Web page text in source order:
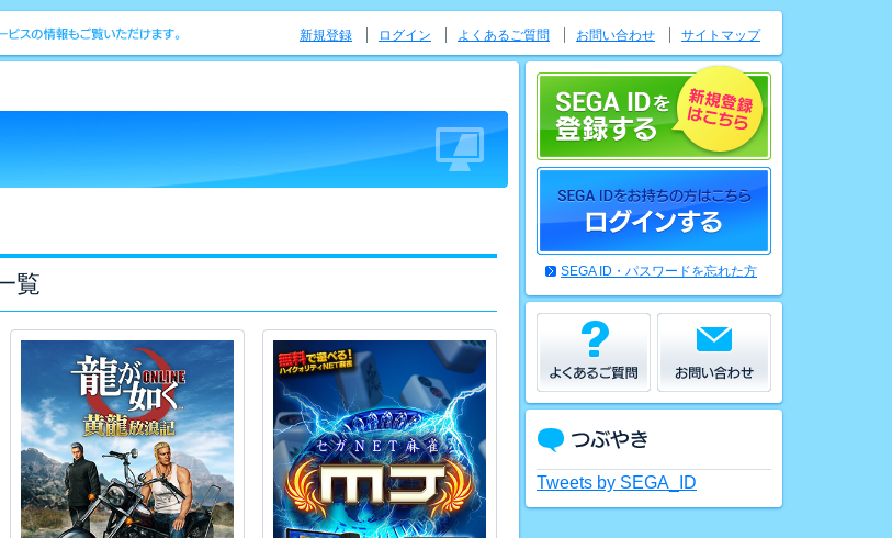
覧 SEGA ID・パスワードを忘れた方
Tweets by SEGA_ID
新規登録 ログイン よくあるご質問 お問い合わせ サイトマップ